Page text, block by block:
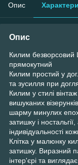
Опис
Опис
Килим безворсовий
прямокутний
Килим простий у
та зусилля при
Килим у стилі
вишуканих
шарму минулих
затишку і
індивідуальності
Клітка у малюнку
затишку. Виразний
інтер'єрі та